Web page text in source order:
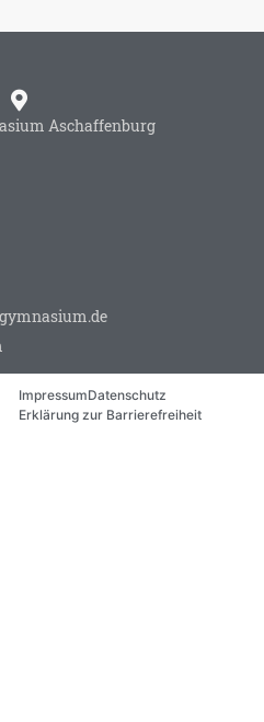
Aschaffenburg
ImpressumDatenschutz
Erklärung zur Barrierefreiheit